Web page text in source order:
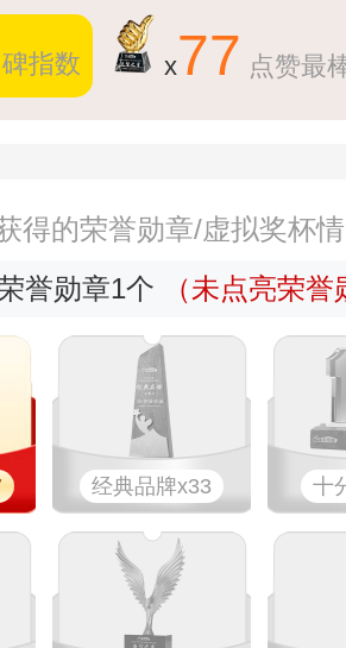
指数 x77 点赞最
得的荣誉勋章/虚拟奖杯
誉勋章1个
（未点亮荣
经典品牌x33 十